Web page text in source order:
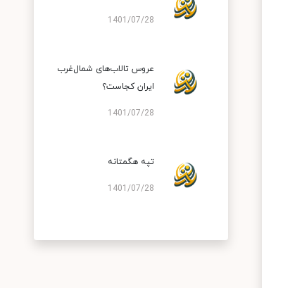
1401/07/28
عروس تالاب‌های شمال‌غرب
ایران کجاست؟
1401/07/28
تپه هگمتانه
1401/07/28